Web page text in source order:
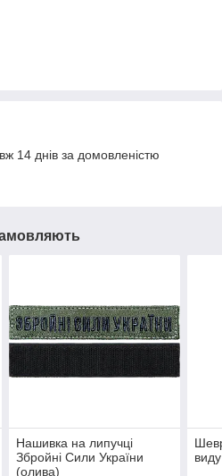
14 днів за домовленістю
Нашивка на липучці
Збройні Сили України
(олива)